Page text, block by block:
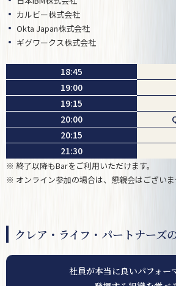
18:45
19:00
19:15
20:00
20:15
21:30
※ 終了以降もBarをご利用いただけます。
※ オンライン参加の場合は、懇親会はございま
カルビー株式会社
Okta Japan株式会社
ギグワークス株式会社
クレア・ライフ・パートナーズ
社員が本当に良いパフォー